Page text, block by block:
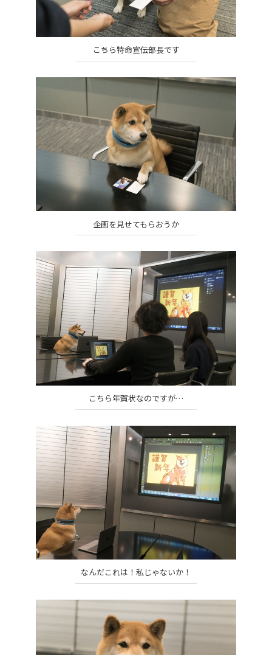
こちら特命宣伝部長です
企画を見せてもらおうか
こちら年賀状なのですが…
なんだこれは！私じゃないか！